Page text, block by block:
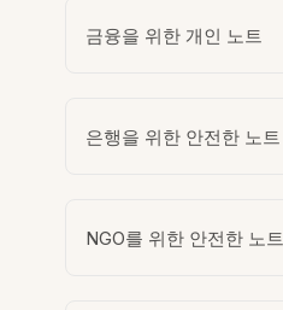
금융을 위한 개인 노트
은행을 위한 안전한 노트
NGO를 위한 안전한 노트